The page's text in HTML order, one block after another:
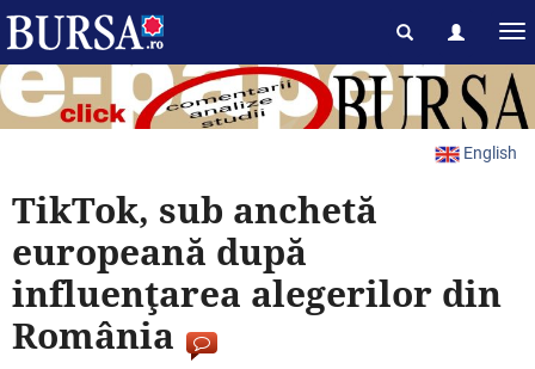
English
TikTok, sub anchetă
europeană după
influenţarea alegerilor din
România